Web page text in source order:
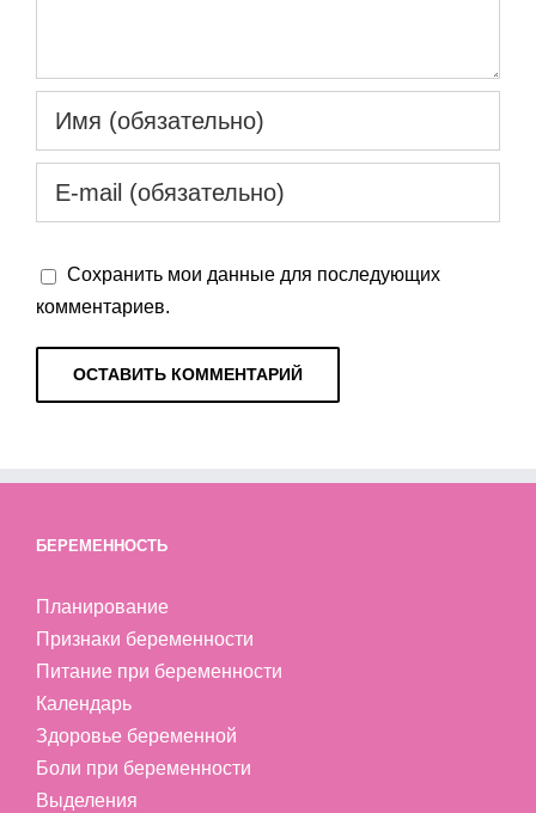
Сохранить мои данные для последующих
комментариев.
БЕРЕМЕННОСТЬ
Планирование
Признаки беременности
Питание при беременности
Календарь
Здоровье беременной
Боли при беременности
Выделения